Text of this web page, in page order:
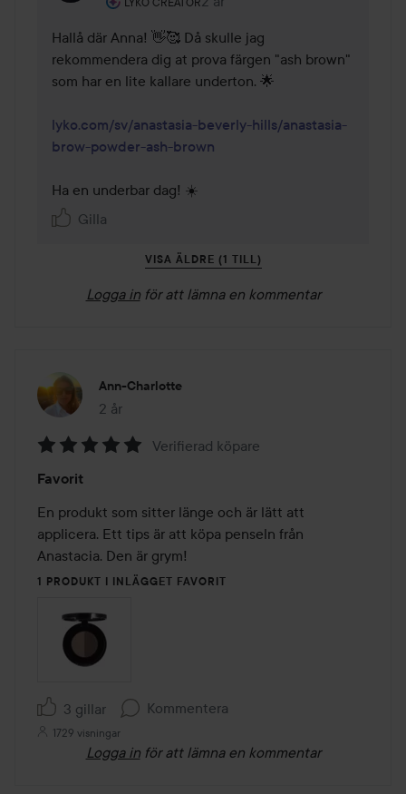
Hallå där Anna! 👋🥰 Då skulle jag
rekommendera dig at prova färgen "ash brown"
som har en lite kallare underton. 🌟
lyko.com/sv/anastasia-beverly-hills/anastasia-
brow-powder-ash-brown
Ha en underbar dag! ☀️
Gilla
VISA ÄLDRE (1 TILL)
Logga in för att lämna en kommentar
Ann-Charlotte
2 år
Inlägget skapades 2 år
5
av
5
Verifierad köpare
Favorit
En produkt som sitter länge och är lätt att
applicera. Ett tips är att köpa penseln från
Anastacia. Den är grym!
1 PRODUKT I INLÄGGET FAVORIT
3 gillar Kommentera
1729 visningar
Logga in för att lämna en kommentar